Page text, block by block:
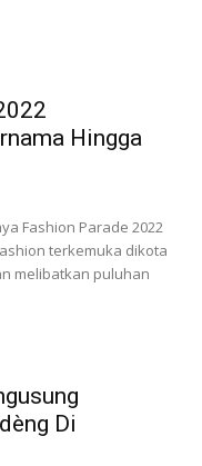
Hingga
Fashion Parade 2022
terkemuka dikota
melibatkan puluhan
Di